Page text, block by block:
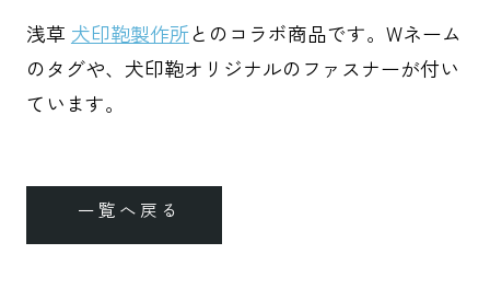
浅草 犬印鞄製作所とのコラボ商品です。Wネーム
のタグや、犬印鞄オリジナルのファスナーが付い
ています。
一覧へ戻る